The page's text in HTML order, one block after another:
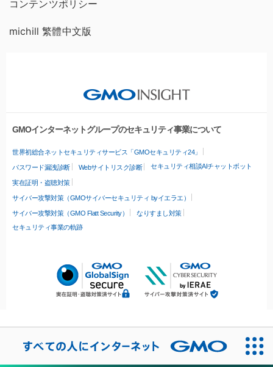
コンテンツポリシー
michill 繁體中文版
GMOインターネットグループのセキュリティ事業について
世界初総合ネットセキュリティサービス「GMOセキュリティ24」
パスワード漏洩診断 Webサイトリスク診断 セキュリティ相談AIチャットボット
実在証明・盗聴対策
サイバー攻撃対策（GMOサイバーセキュリティ byイエラエ）
サイバー攻撃対策（GMO Flatt Security）
なりすまし対策
セキュリティ事業の軌跡